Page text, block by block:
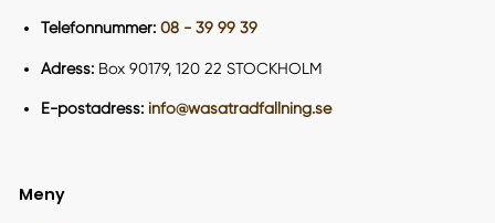
Telefonnummer: 08 - 39 99 39
Adress: Box 90179, 120 22 STOCKHOLM
E-postadress: info@wasatradfallning.se
Meny